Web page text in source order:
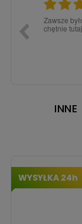
Zawsze
chętnie
WYSYŁKA 24h